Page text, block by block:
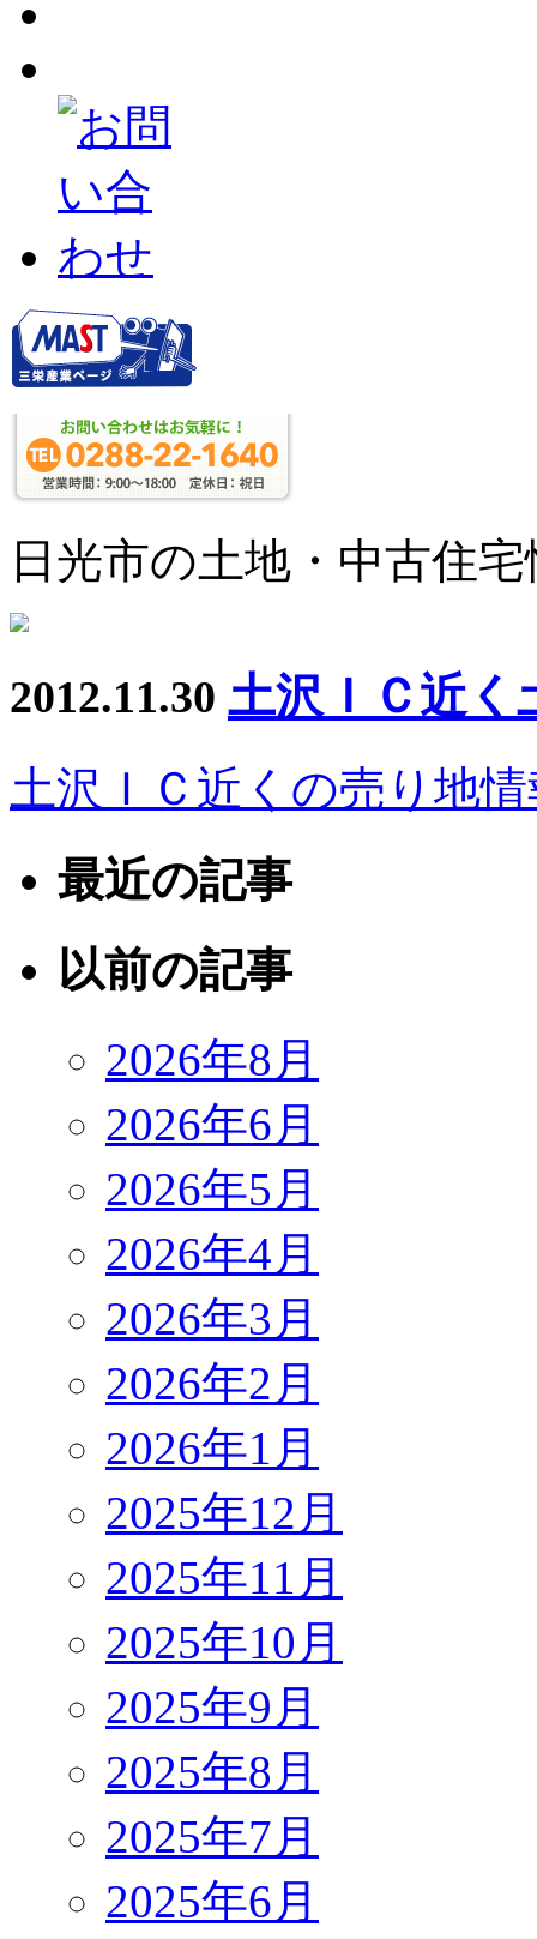
日光市の土地・中古住
2012.11.30 土沢ＩＣ近く
土沢ＩＣ近くの売り地
最近の記事
以前の記事
2026年8月
2026年6月
2026年5月
2026年4月
2026年3月
2026年2月
2026年1月
2025年12月
2025年11月
2025年10月
2025年9月
2025年8月
2025年7月
2025年6月